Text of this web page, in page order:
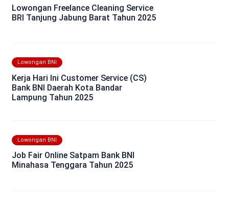
Lowongan Freelance Cleaning Service
BRI Tanjung Jabung Barat Tahun 2025
Lowongan BNI
Kerja Hari Ini Customer Service (CS)
Bank BNI Daerah Kota Bandar
Lampung Tahun 2025
Lowongan BNI
Job Fair Online Satpam Bank BNI
Minahasa Tenggara Tahun 2025